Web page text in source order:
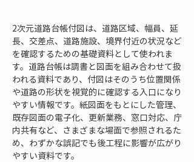
2次元道路台帳付図は、道路区域、幅員、延
長、交差点、道路施設、境界付近の状況など
を確認するための基礎資料として使われま
す。道路台帳は調書と図面を組み合わせて扱
われる資料であり、付図はそのうち位置関係
や道路の形状を視覚的に確認する入口になり
やすい情報です。紙図面をもとにした管理、
既存図面の電子化、更新業務、窓口対応、庁
内共有など、さまざまな場面で参照されるた
め、わずかな誤記でも後工程に影響が広がり
やすい資料です。